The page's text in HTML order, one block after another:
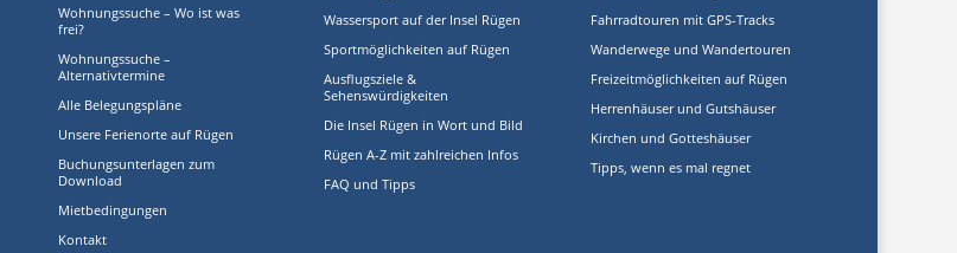
Wohnungssuche – Wo ist was
frei?
Wohnungssuche –
Alternativtermine
Alle Belegungspläne
Unsere Ferienorte auf Rügen
Buchungsunterlagen zum
Download
Mietbedingungen
Kontakt
Wassersport auf der Insel Rügen
Sportmöglichkeiten auf Rügen
Ausflugsziele &
Sehenswürdigkeiten
Die Insel Rügen in Wort und Bild
Rügen A-Z mit zahlreichen Infos
FAQ und Tipps
Fahrradtouren mit GPS-Tracks
Wanderwege und Wandertouren
Freizeitmöglichkeiten auf Rügen
Herrenhäuser und Gutshäuser
Kirchen und Gotteshäuser
Tipps, wenn es mal regnet